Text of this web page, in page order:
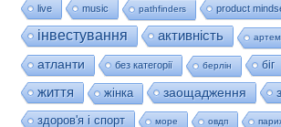
live music pathfinders product
інвестування активність
атланти без категорії берлін біг
життя жінка заощадження
здоров'я і спорт море овдп